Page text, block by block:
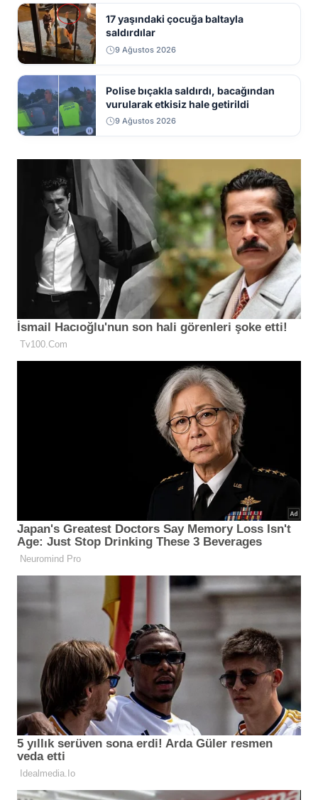
17 yaşındaki çocuğa baltayla
saldırdılar
9 Ağustos 2026
Polise bıçakla saldırdı, bacağından
vurularak etkisiz hale getirildi
9 Ağustos 2026